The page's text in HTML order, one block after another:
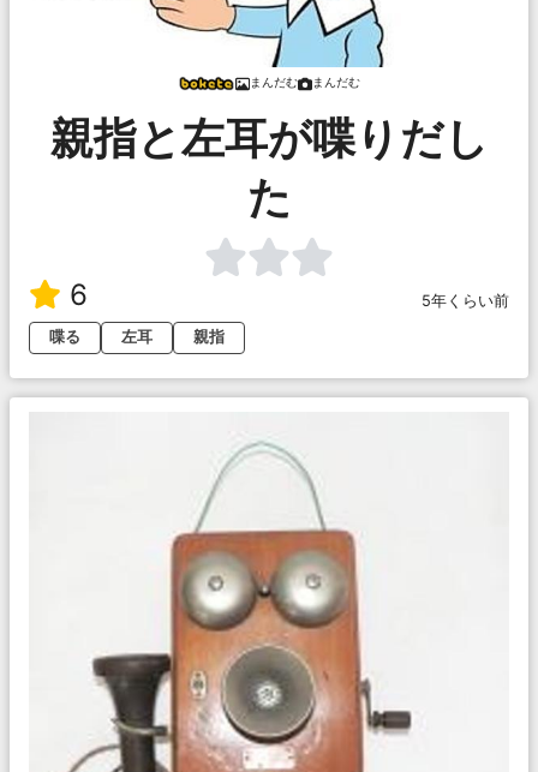
まんだむ まんだむ
親指と左耳が喋りだし
た
6
5年くらい前
喋る
左耳 親指